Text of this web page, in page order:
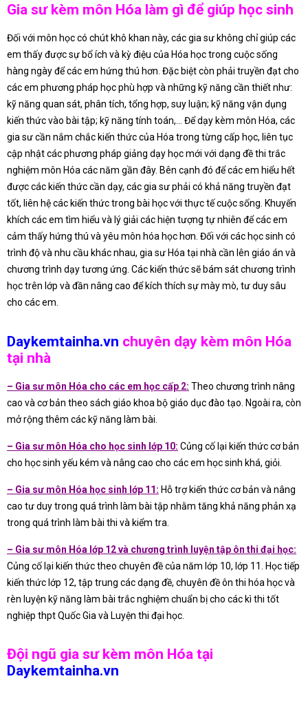
Gia sư kèm môn Hóa làm gì để giúp học sinh
Đối với môn học có chút khô khan này, các gia sư không chỉ giúp các
em thấy được sự bổ ích và kỳ điệu của Hóa học trong cuộc sống
hàng ngày để các em hứng thú hơn. Đặc biệt còn phải truyền đạt cho
các em phương pháp học phù hợp và những kỹ năng cần thiết như:
kỹ năng quan sát, phân tích, tổng hợp, suy luận; kỹ năng vận dụng
kiến thức vào bài tập; kỹ năng tính toán,… Để dạy kèm môn Hóa, các
gia sư cần nắm chắc kiến thức của Hóa trong từng cấp học, liên tục
cập nhật các phương pháp giảng dạy học mới với dạng đề thi trắc
nghiệm môn Hóa các năm gần đây. Bên cạnh đó để các em hiểu hết
được các kiến thức cần dạy, các gia sư phải có khả năng truyền đạt
tốt, liên hệ các kiến thức trong bài học với thực tế cuộc sống. Khuyến
khích các em tìm hiểu và lý giải các hiện tượng tự nhiên để các em
cảm thấy hứng thú và yêu môn hóa học hơn. Đối với các học sinh có
trình độ và nhu cầu khác nhau, gia sư Hóa tại nhà cần lên giáo án và
chương trình dạy tương ứng. Các kiến thức sẽ bám sát chương trình
học trên lớp và đần nâng cao để kích thích sự mày mò, tư duy sâu
cho các em.
Daykemtainha.vn chuyên dạy kèm môn Hóa
tại nhà
– Gia sư môn Hóa cho các em học cấp 2: Theo chương trình nâng
cao và cơ bản theo sách giáo khoa bộ giáo dục đào tạo. Ngoài ra, còn
mở rộng thêm các kỹ năng làm bài.
– Gia sư môn Hóa cho học sinh lớp 10: Củng cố lại kiến thức cơ bản
cho học sinh yếu kém và nâng cao cho các em học sinh khá, giỏi.
– Gia sư môn Hóa học sinh lớp 11: Hỗ trợ kiến thức cơ bản và nâng
cao tư duy trong quá trình làm bài tập nhằm tăng khả năng phản xạ
trong quá trình làm bài thi và kiểm tra.
– Gia sư môn Hóa lớp 12 và chương trình luyện tập ôn thi đại học:
Củng cố lại kiến thức theo chuyên đề của năm lớp 10, lớp 11. Học tiếp
kiến thức lớp 12, tập trung các dạng đề, chuyên đề ôn thi hóa học và
rèn luyện kỹ năng làm bài trắc nghiệm chuẩn bị cho các kì thi tốt
nghiệp thpt Quốc Gia và Luyện thi đại học.
Đội ngũ gia sư kèm môn Hóa tại
Daykemtainha.vn